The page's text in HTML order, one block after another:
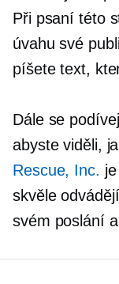
Při psaní této
úvahu své
píšete text,
Dále se
abyste viděli,
Rescue, Inc. je
skvěle
svém poslání